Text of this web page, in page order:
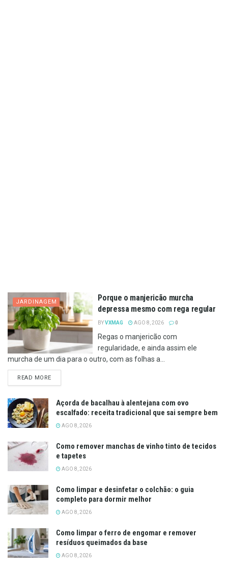
JARDINAGEM
Porque o manjericão murcha
depressa mesmo com rega regular
BYVXMAG AGO 8, 2026 0
Regas o manjericão com
regularidade, e ainda assim ele
murcha de um dia para o outro, com as folhas a...
READ MOREDETAILS
Açorda de bacalhau à alentejana com ovo
escalfado: receita tradicional que sai sempre bem
AGO 8, 2026
Como remover manchas de vinho tinto de tecidos
e tapetes
AGO 8, 2026
Como limpar e desinfetar o colchão: o guia
completo para dormir melhor
AGO 8, 2026
Como limpar o ferro de engomar e remover
resíduos queimados da base
AGO 8, 2026